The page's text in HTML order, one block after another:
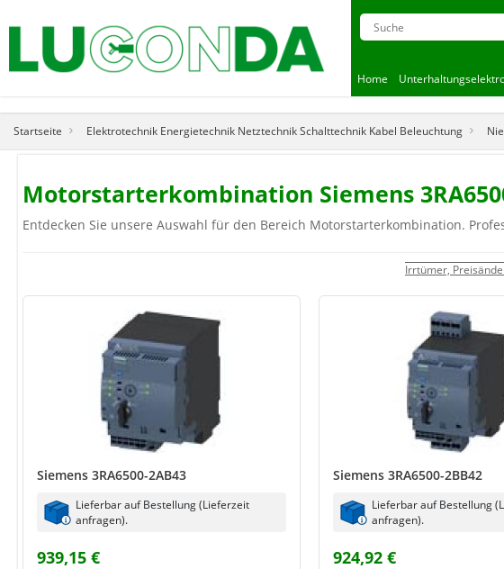
Home
Startseite Elektrotechnik Energietechnik Netztechnik Schalttechnik Kabel Beleuchtung
Motorstarterkombination Siemens
Entdecken Sie unsere Auswahl für den Bereich Motorstarterkombination.
Irrtümer,
Siemens 3RA6500-2AB43
Lieferbar auf Bestellung (Lieferzeit
anfragen).
939,15 €
Siemens 3RA6500-2BB42
Lieferbar auf Bestellung
anfragen).
924,92 €